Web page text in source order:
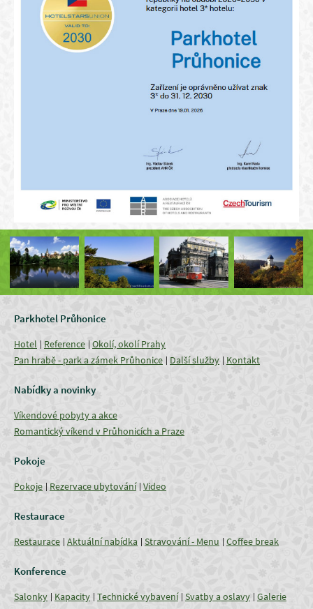
Parkhotel Průhonice
Hotel Reference Okolí, okolí Prahy
Pan hrabě - park a zámek Průhonice
Další služby Kontakt
Nabídky a novinky
Víkendové pobyty a akce
Romantický víkend v Průhonicích a Praze
Pokoje
Pokoje Rezervace ubytování Video
Restaurace
Restaurace Aktuální nabídka Stravování - Menu Coffee break
Konference
Salonky Kapacity Technické vybavení Svatby a oslavy Galerie